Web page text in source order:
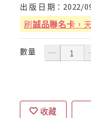
出 版 日 期： 2022/
刷誠品聯名卡 ，
數量
收藏